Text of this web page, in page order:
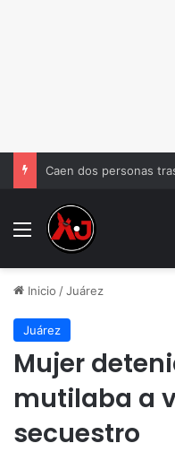
Menu
Inicio /Juárez
Juárez
Mujer
mutilaba a
secuestro